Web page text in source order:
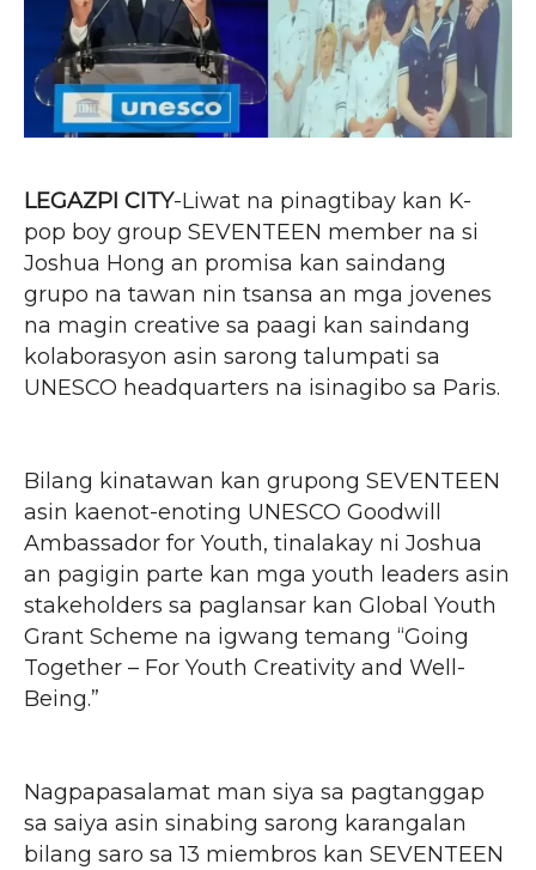
LEGAZPI CITY-Liwat na pinagtibay kan K-
pop boy group SEVENTEEN member na si
Joshua Hong an promisa kan saindang
grupo na tawan nin tsansa an mga jovenes
na magin creative sa paagi kan saindang
kolaborasyon asin sarong talumpati sa
UNESCO headquarters na isinagibo sa Paris.
Bilang kinatawan kan grupong SEVENTEEN
asin kaenot-enoting UNESCO Goodwill
Ambassador for Youth, tinalakay ni Joshua
an pagigin parte kan mga youth leaders asin
stakeholders sa paglansar kan Global Youth
Grant Scheme na igwang temang “Going
Together – For Youth Creativity and Well-
Being.”
Nagpapasalamat man siya sa pagtanggap
sa saiya asin sinabing sarong karangalan
bilang saro sa 13 miembros kan SEVENTEEN